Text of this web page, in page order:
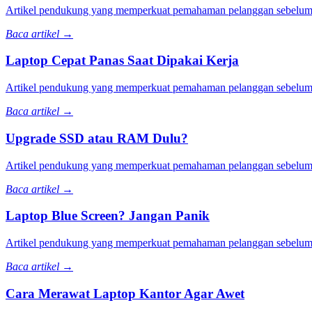
Artikel pendukung yang memperkuat pemahaman pelanggan
Baca artikel →
Laptop Cepat Panas Saat Dipakai Kerja
Artikel pendukung yang memperkuat pemahaman pelanggan
Baca artikel →
Upgrade SSD atau RAM Dulu?
Artikel pendukung yang memperkuat pemahaman pelanggan
Baca artikel →
Laptop Blue Screen? Jangan Panik
Artikel pendukung yang memperkuat pemahaman pelanggan
Baca artikel →
Cara Merawat Laptop Kantor Agar Awet